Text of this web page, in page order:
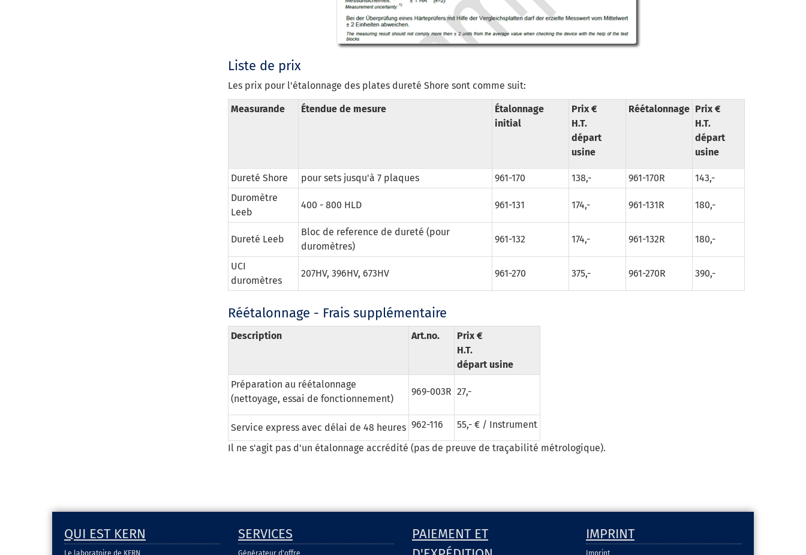
Liste de prix
Les prix pour l'étalonnage des plates dureté Shore sont comme suit:
Measurande Étendue de mesure
Étalonnage
initial
Prix €
H.T.
départ
usine
Réétalonnage Prix €
H.T.
départ
usine
Dureté Shore pour sets jusqu'à 7 plaques 961-170 138,- 961-170R
143,-
Duromètre
Leeb
400 - 800 HLD 961-131 174,- 961-131R 180,-
Dureté Leeb
Bloc de reference de dureté (pour
duromètres)
961-132 174,- 961-132R 180,-
UCI
duromètres
207HV, 396HV, 673HV 961-270 375,- 961-270R 390,-
Réétalonnage - Frais supplémentaire
Description Art.no.
Prix €
H.T.
départ usine
Préparation au réétalonnage
(nettoyage, essai de fonctionnement)
969-003R 27,-
Service express avec délai de 48 heures 962-116 55,- € / Instrument
Il ne s'agit pas d'un étalonnage accrédité (pas de preuve de traçabilité métrologique).
QUI EST KERN
Le laboratoire de KERN
SERVICES
Générateur d'offre
PAIEMENT ET
IMPRINT
Imprint